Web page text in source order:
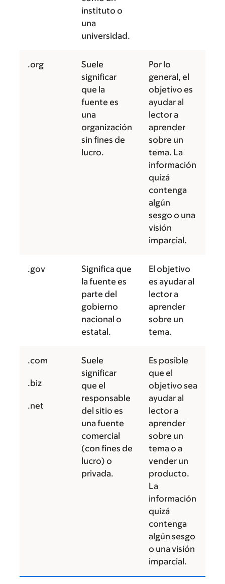
instituto o
una
universidad.
.org
Suele
significar
que la
fuente es
una
organización
sin fines de
lucro.
Por lo
general, el
objetivo es
ayudar al
lector a
aprender
sobre un
tema. La
información
quizá
contenga
algún
sesgo o una
visión
imparcial.
.gov
Significa que
la fuente es
parte del
gobierno
nacional o
estatal.
El objetivo
es ayudar al
lector a
aprender
sobre un
tema.
.com
.biz
.net
Suele
significar
que el
responsable
del sitio es
una fuente
comercial
(con fines de
lucro) o
privada.
Es posible
que el
objetivo sea
ayudar al
lector a
aprender
sobre un
tema o a
vender un
producto.
La
información
quizá
contenga
algún sesgo
o una visión
imparcial.